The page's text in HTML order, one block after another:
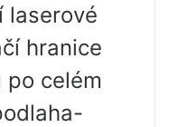
laserové
hranice
po celém